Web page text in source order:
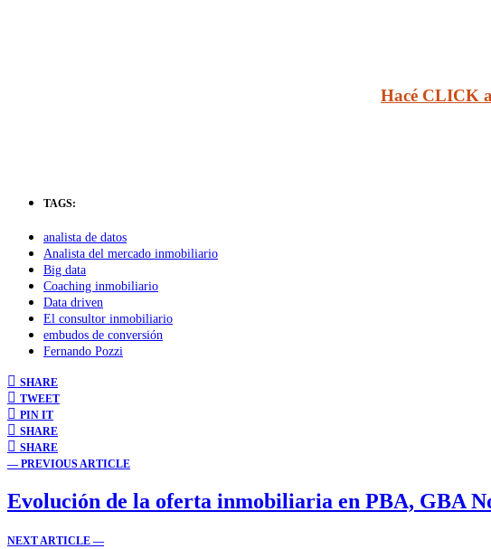
Hacé CLICK
TAGS:
analista de datos
Analista del mercado inmobiliario
Big data
Coaching inmobiliario
Data driven
El consultor inmobiliario
embudos de conversión
Fernando Pozzi
SHARE
TWEET
PIN IT
SHARE
SHARE
— PREVIOUS ARTICLE
Evolución de la oferta inmobiliaria en PBA, GBA
NEXT ARTICLE —